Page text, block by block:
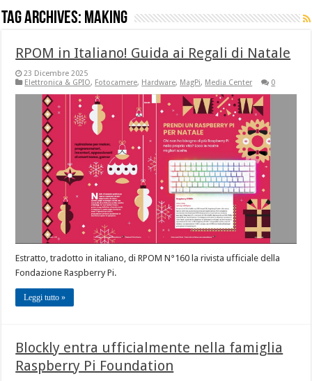
Tag Archives: making
RPOM in Italiano! Guida ai Regali di Natale
23 Dicembre 2025
Elettronica & GPIO, Fotocamere, Hardware, MagPi, Media Center 0
Estratto, tradotto in italiano, di RPOM N°160 la rivista ufficiale della
Fondazione Raspberry Pi.
Leggi tutto »
Blockly entra ufficialmente nella famiglia
Raspberry Pi Foundation